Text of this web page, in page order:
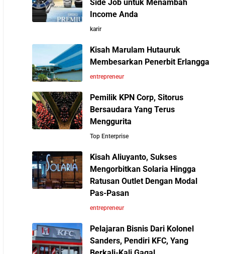
Over Perusahaan Indonesia
Skala Besar
Perbandingan Gaji Tahunan:
Jepang, Malaysia, dan Arab
Saudi
Terbaik untuk Kulakan
Barang Dagangan dengan
Harga Murah
10 Fakta Unik Tentang On
Cloud: Sepatu yang Sedang
Viral di Asia
10 Hambatan Utama Pemasaran yang Tidak
Cara Menggunakan Canva di ChatGPT untuk
Mendesain Presentasi Secara Cepat dan
Mudah
5 Pelajaran Hidup dari Pendiri Traveloka untuk
Anak Muda yang Ingin Sukses
Jangan Mau Selamanya Jadi Karyawan!
Saatnya Menjadi Pengusaha dan Mengubah
Hidup Anda
Cara UMKM Indonesia Menembus Pasar
Global
Side Job untuk Menambah
Income Anda
karir
Kisah Marulam Hutauruk
Membesarkan Penerbit Erlangga
entrepreneur
Pemilik KPN Corp, Sitorus
Bersaudara Yang Terus
Menggurita
Top Enterprise
Kisah Aliuyanto, Sukses
Mengorbitkan Solaria Hingga
Ratusan Outlet Dengan Modal
Pas-Pasan
entrepreneur
Pelajaran Bisnis Dari Kolonel
Sanders, Pendiri KFC, Yang